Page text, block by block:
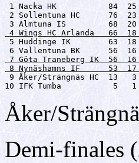
1 Nacka HK           84
2 Sollentuna HC      76
4 Wings HC Arlanda   66
5 Huddinge IK        63
7 Göta Traneberg IK  56
8 Nynäshamns IF      53
9 Åker/Strängnäs HC  13
10 IFK Tumba           5
Åker/
Demi-finales